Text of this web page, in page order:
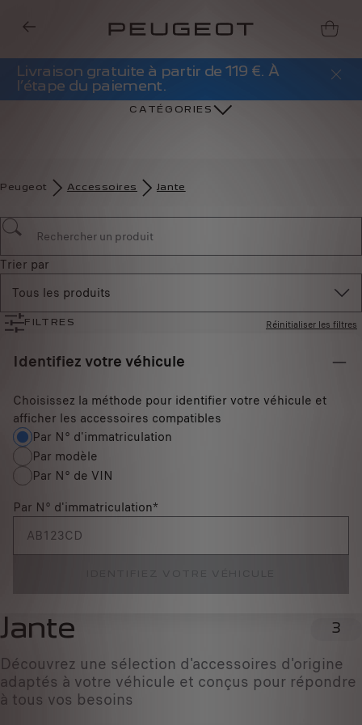
Livraison gratuite à partir de 119 €. À
l’étape du paiement.
CATÉGORIES
Peugeot Accessoires Jante
Trier par
Tous les produits
FILTRES Réinitialiser les filtres
Identifiez votre véhicule
Choisissez la méthode pour identifier votre véhicule et
afficher les accessoires compatibles
Par N° d'immatriculation
Par modèle
Par N° de VIN
Par N° d'immatriculation*
Jante 3
Découvrez une sélection d'accessoires d'origine
adaptés à votre véhicule et conçus pour répondre
à tous vos besoins